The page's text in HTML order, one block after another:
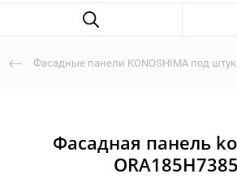
Фасадные панели KONOSHIMA под
Фасадная панель